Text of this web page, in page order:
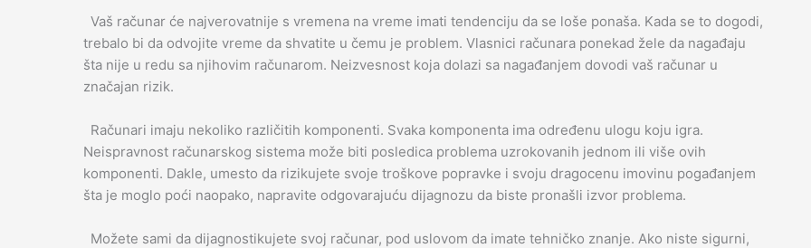
Vaš računar će najverovatnije s vremena na vreme imati tendenciju da se loše ponaša. Kada se to dogodi,
trebalo bi da odvojite vreme da shvatite u čemu je problem. Vlasnici računara ponekad žele da nagađaju
šta nije u redu sa njihovim računarom. Neizvesnost koja dolazi sa nagađanjem dovodi vaš računar u
značajan rizik.
Računari imaju nekoliko različitih komponenti. Svaka komponenta ima određenu ulogu koju igra.
Neispravnost računarskog sistema može biti posledica problema uzrokovanih jednom ili više ovih
komponenti. Dakle, umesto da rizikujete svoje troškove popravke i svoju dragocenu imovinu pogađanjem
šta je moglo poći naopako, napravite odgovarajuću dijagnozu da biste pronašli izvor problema.
Možete sami da dijagnostikujete svoj računar, pod uslovom da imate tehničko znanje. Ako niste sigurni,